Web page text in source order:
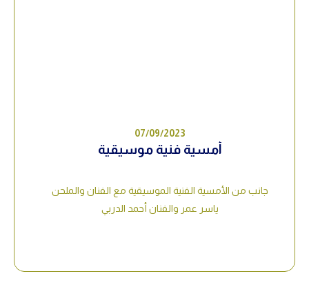
07/09/2023
أمسية فنية موسيقية
جانب من الأمسية الفنية الموسيقية مع الفنان والملحن
ياسر عمر والفنان أحمد الدربي